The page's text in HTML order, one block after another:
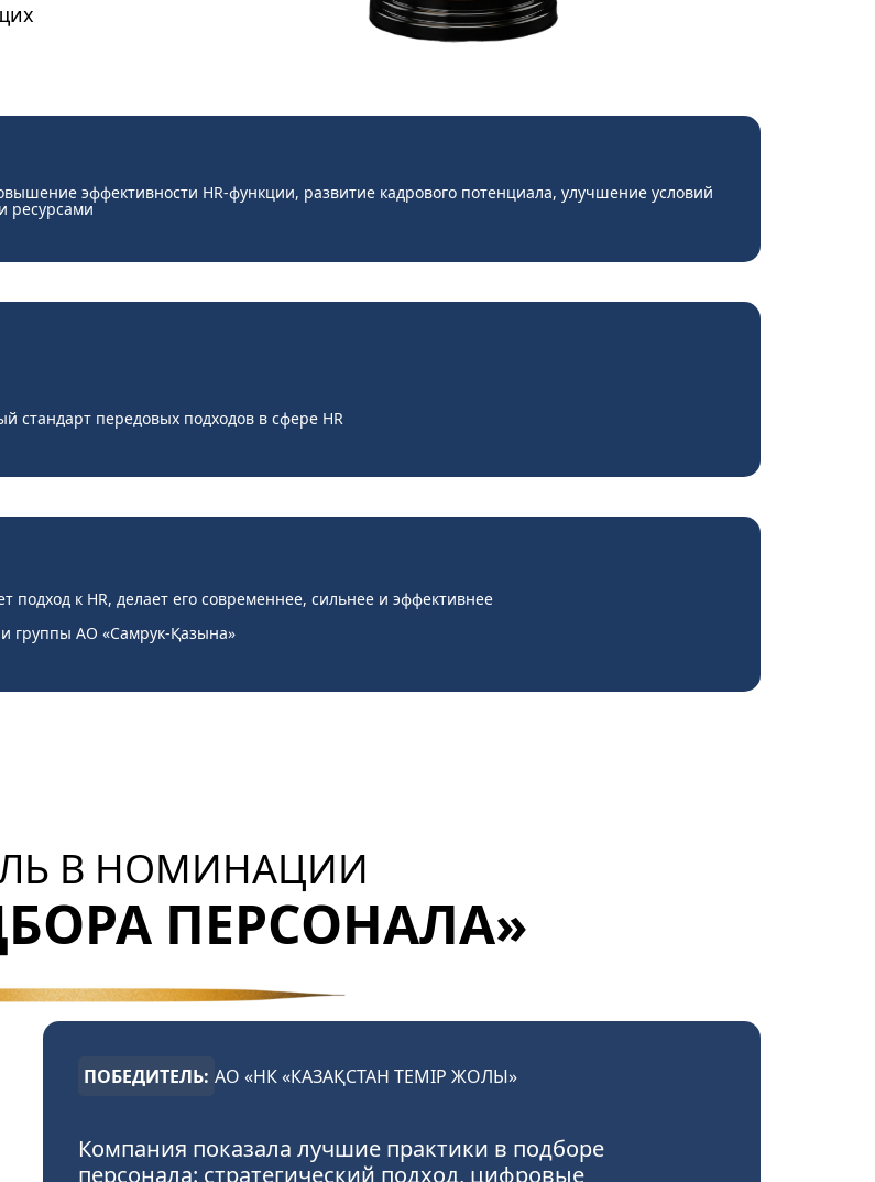
эффективности HR-функции, развитие кадрового потенциала, улучшение условий
ресурсами
передовых подходов в сфере HR
к HR, делает его современнее, сильнее и эффективнее
группы АО «Самрук-Қазына»
В НОМИНАЦИИ
ПЕРСОНАЛА»
ПОБЕДИТЕЛЬ: АО «НК «КАЗАҚСТАН ТЕМІР ЖОЛЫ»
Компания показала лучшие практики в подборе
персонала: стратегический подход, цифровые